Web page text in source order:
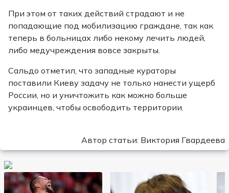
При этом от таких действий страдают и не
попадающие под мобилизацию граждане, так как
теперь в больницах либо некому лечить людей,
либо медучреждения вовсе закрыты.
Сальдо отметил, что западные кураторы
поставили Киеву задачу не только нанести ущерб
России, но и уничтожить как можно больше
украинцев, чтобы освободить территории.
Автор статьи: Виктория Гвардеева